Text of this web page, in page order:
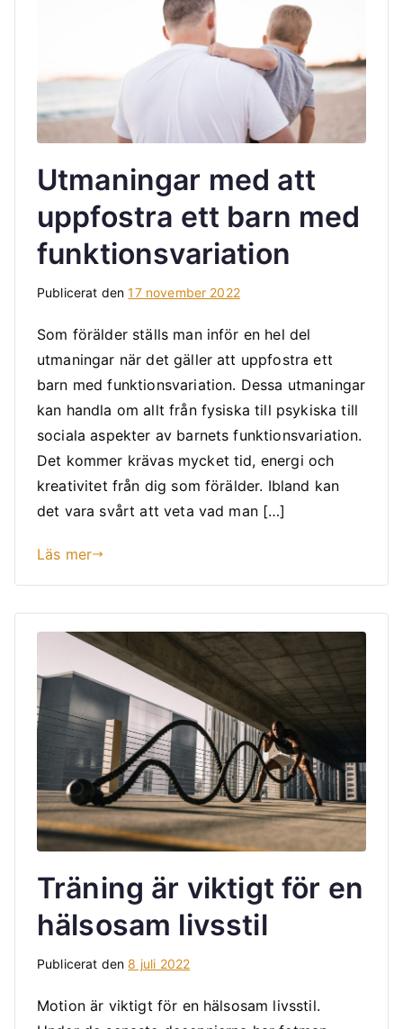
Utmaningar med att
uppfostra ett barn med
funktionsvariation
Publicerat den17 november 2022
Som förälder ställs man inför en hel del
utmaningar när det gäller att uppfostra ett
barn med funktionsvariation. Dessa utmaningar
kan handla om allt från fysiska till psykiska till
sociala aspekter av barnets funktionsvariation.
Det kommer krävas mycket tid, energi och
kreativitet från dig som förälder. Ibland kan
det vara svårt att veta vad man […]
Läs mer
Träning är viktigt för en
hälsosam livsstil
Publicerat den 8 juli 2022
Motion är viktigt för en hälsosam livsstil.